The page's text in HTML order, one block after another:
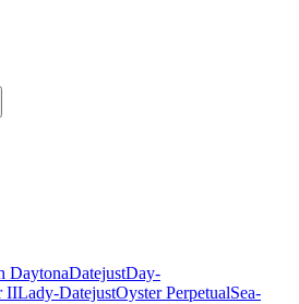
DaytonaDatejustDay-
IILady-DatejustOyster PerpetualSea-